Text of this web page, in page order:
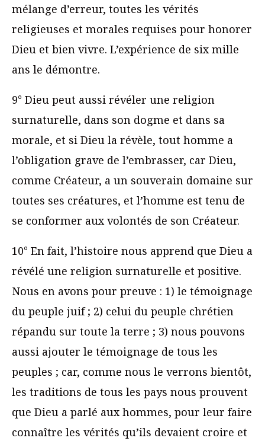
mélange d’erreur, toutes les vérités
religieuses et morales requises pour honorer
Dieu et bien vivre. L’expérience de six mille
ans le démontre.
9° Dieu peut aussi révéler une religion
surnaturelle, dans son dogme et dans sa
morale, et si Dieu la révèle, tout homme a
l’obligation grave de l’embrasser, car Dieu,
comme Créateur, a un souverain domaine sur
toutes ses créatures, et l’homme est tenu de
se conformer aux volontés de son Créateur.
10° En fait, l’histoire nous apprend que Dieu a
révélé une religion surnaturelle et positive.
Nous en avons pour preuve : 1) le témoignage
du peuple juif ; 2) celui du peuple chrétien
répandu sur toute la terre ; 3) nous pouvons
aussi ajouter le témoignage de tous les
peuples ; car, comme nous le verrons bientôt,
les traditions de tous les pays nous prouvent
que Dieu a parlé aux hommes, pour leur faire
connaître les vérités qu’ils devaient croire et